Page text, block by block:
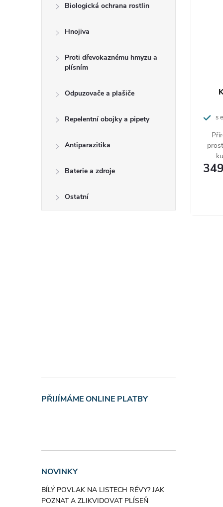
Biologická ochrana rostlin
Hnojiva
Proti dřevokaznému hmyzu a
plísním
Odpuzovače a plašiče
Repelentní obojky a pipety
Antiparazitika
Baterie a zdroje
Ostatní
PŘIJÍMÁME ONLINE PLATBY
NOVINKY
BÍLÝ POVLAK NA LISTECH RÉVY? JAK
POZNAT A ZLIKVIDOVAT PLÍSEŇ
Při
Při
5°C až
i
s